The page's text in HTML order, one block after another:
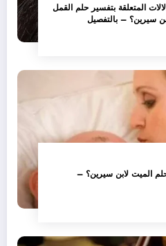
المتعلقة بتفسير حلم القمل
سيرين؟ – بالتفصيل
الميت لابن سيرين؟ –